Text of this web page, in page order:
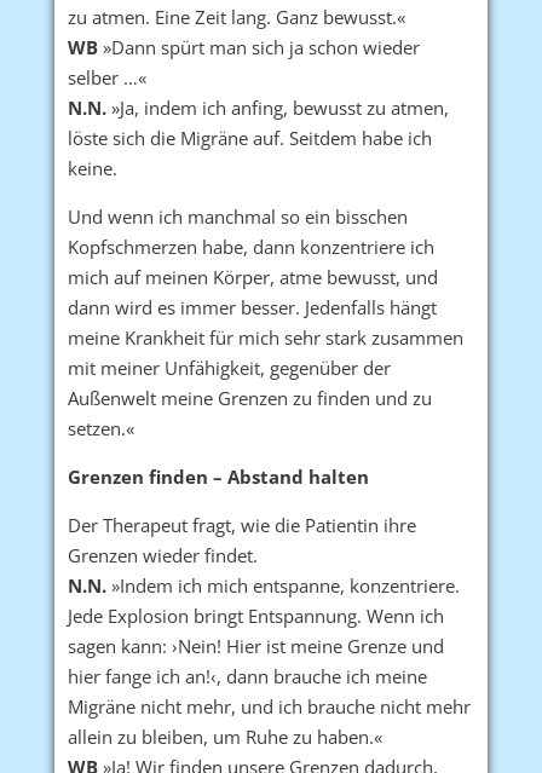
zu atmen. Eine Zeit lang. Ganz bewusst.«
WB»Dann spürt man sich ja schon wieder
selber …«
N.N.»Ja, indem ich anfing, bewusst zu atmen,
löste sich die Migräne auf. Seitdem habe ich
keine.
Und wenn ich manchmal so ein bisschen
Kopfschmerzen habe, dann konzentriere ich
mich auf meinen Körper, atme bewusst, und
dann wird es immer besser. Jedenfalls hängt
meine Krankheit für mich sehr stark zusammen
mit meiner Unfähigkeit, gegenüber der
Außenwelt meine Grenzen zu finden und zu
setzen.«
Grenzen finden – Abstand halten
Der Therapeut fragt, wie die Patientin ihre
Grenzen wieder findet.
N.N.»Indem ich mich entspanne, konzentriere.
Jede Explosion bringt Entspannung. Wenn ich
sagen kann: ›Nein! Hier ist meine Grenze und
hier fange ich an!‹, dann brauche ich meine
Migräne nicht mehr, und ich brauche nicht mehr
allein zu bleiben, um Ruhe zu haben.«
WB»Ja! Wir finden unsere Grenzen dadurch,